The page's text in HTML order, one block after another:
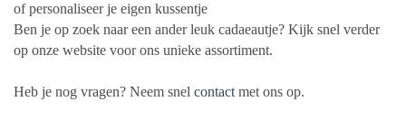
of personaliseer je eigen kussentje
Ben je op zoek naar een ander leuk cadaeautje? Kijk snel verder
op onze website voor ons unieke assortiment.
Heb je nog vragen? Neem snel contact met ons op.